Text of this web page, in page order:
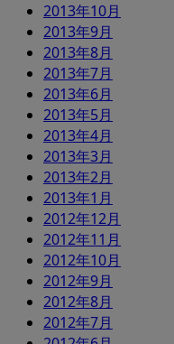
2013年10月
2013年9月
2013年8月
2013年7月
2013年6月
2013年5月
2013年4月
2013年3月
2013年2月
2013年1月
2012年12月
2012年11月
2012年10月
2012年9月
2012年8月
2012年7月